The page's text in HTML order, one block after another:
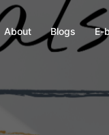
About Blogs E-